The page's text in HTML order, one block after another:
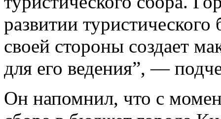
развитии
своей стороны создает
для его ведения”, —
Он напомнил, что с